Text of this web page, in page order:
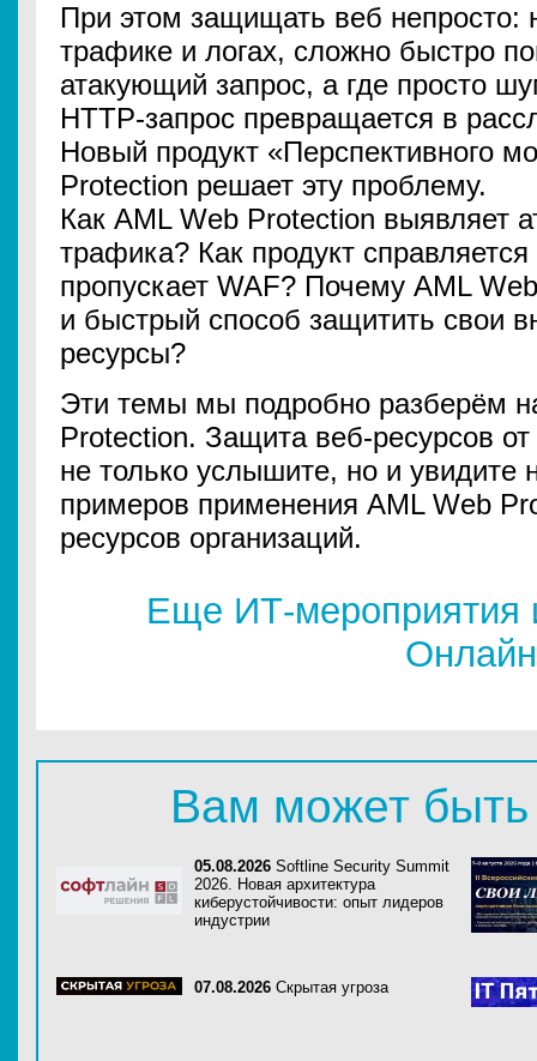
При этом защищать веб непросто:
трафике и логах, сложно быстро
атакующий запрос, а где просто
HTTP-запрос превращается в
Новый продукт «Перспективного
Protection решает эту проблему.
Как AML Web Protection выявляет
трафика? Как продукт
пропускает WAF? Почему AML
и быстрый способ защитить свои
ресурсы?
Эти темы мы подробно разберём
Protection. Защита веб-ресурсов
не только услышите, но и увидите
примеров применения AML Web
ресурсов организаций.
Еще ИТ-мероприятия
Онлайн
Вам может быть
05.08.2026 Softline Security Summit
2026. Новая архитектура
киберустойчивости: опыт лидеров
индустрии
07.08.2026 Скрытая угроза